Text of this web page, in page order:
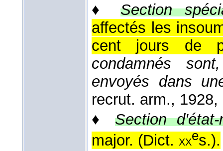
♦ Section
affectés les
cent jours de
condamnés
envoyés dans
recrut. arm., 1928,
♦ Section d'état-
major. (Dict. xxes.).